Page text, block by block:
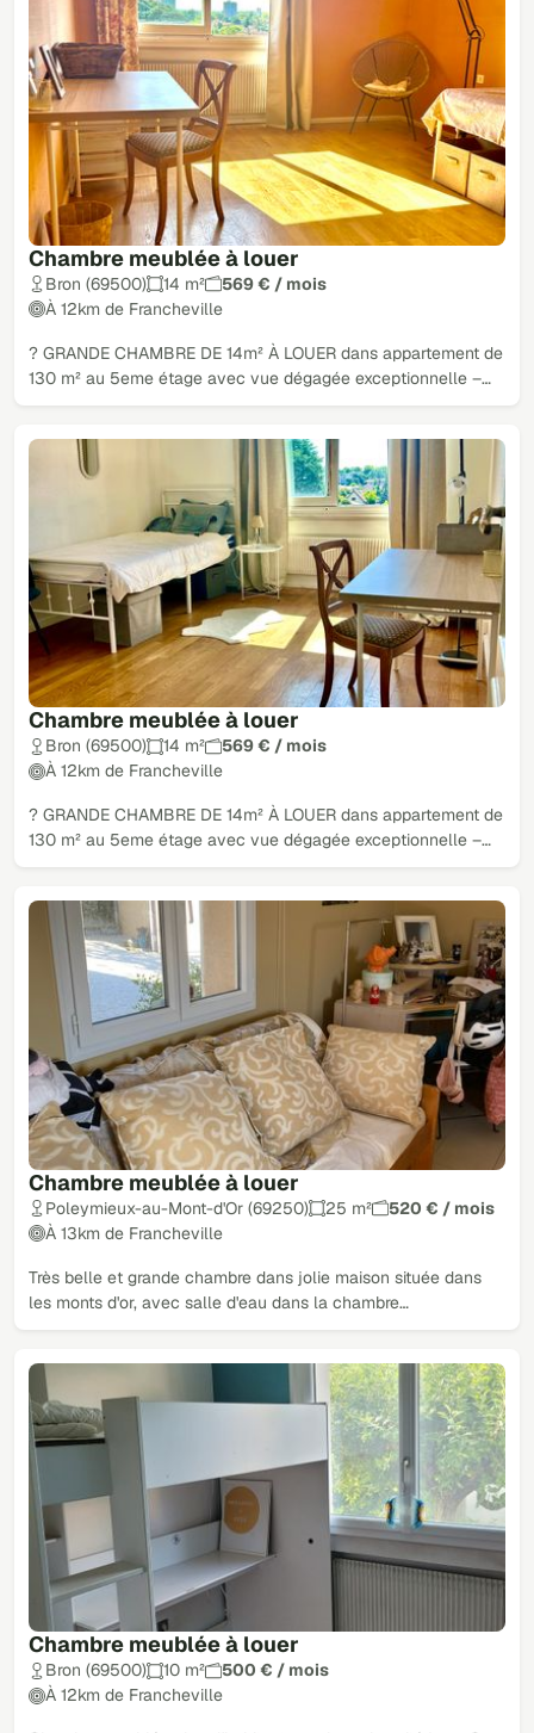
Chambre meublée à louer
Bron (69500) 14 m²
569 € / mois
À 12km de Francheville
? GRANDE CHAMBRE DE 14m² À LOUER dans appartement de
130 m² au 5eme étage avec vue dégagée exceptionnelle –…
Chambre meublée à louer
Bron (69500) 14 m²
569 € / mois
À 12km de Francheville
? GRANDE CHAMBRE DE 14m² À LOUER dans appartement de
130 m² au 5eme étage avec vue dégagée exceptionnelle –…
Chambre meublée à louer
Poleymieux-au-Mont-d'Or (69250) 25 m²
520 € / mois
À 13km de Francheville
Très belle et grande chambre dans jolie maison située dans
les monts d'or, avec salle d'eau dans la chambre…
Chambre meublée à louer
Bron (69500) 10 m²
500 € / mois
À 12km de Francheville